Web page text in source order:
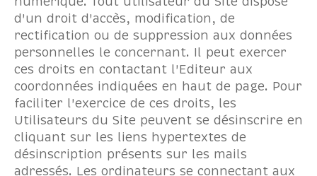
d'un droit d'accès, modification, de
rectification ou de suppression aux données
personnelles le concernant. Il peut exercer
ces droits en contactant l'Editeur aux
coordonnées indiquées en haut de page. Pour
faciliter l'exercice de ces droits, les
Utilisateurs du Site peuvent se désinscrire en
cliquant sur les liens hypertextes de
désinscription présents sur les mails
adressés. Les ordinateurs se connectant aux